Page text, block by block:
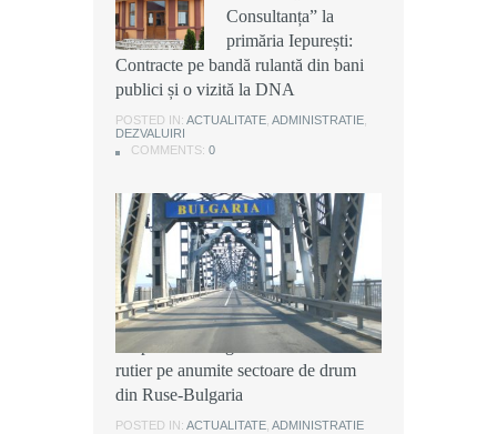
Consultanța” la
primăria Iepurești:
Contracte pe bandă rulantă din bani
publici și o vizită la DNA
POSTED IN: ACTUALITATE ADMINISTRATIE
DEZVALUIRI
COMMENTS: 0
Consultanța” la
primăria Iepurești:
Contracte pe bandă rulantă din bani
publici și o vizită la DNA
POSTED IN: ACTUALITATE ADMINISTRATIE
DEZVALUIRI
COMMENTS: 0
Consultanța” la
primăria Iepurești:
Contracte pe bandă rulantă din bani
publici și o vizită la DNA
POSTED IN: ACTUALITATE ADMINISTRATIE
DEZVALUIRI
COMMENTS: 0
Instituția Prefectului: Măsuri
temporare de organizare a traficului
rutier pe anumite sectoare de drum
din Ruse-Bulgaria
POSTED IN: ACTUALITATE ADMINISTRATIE